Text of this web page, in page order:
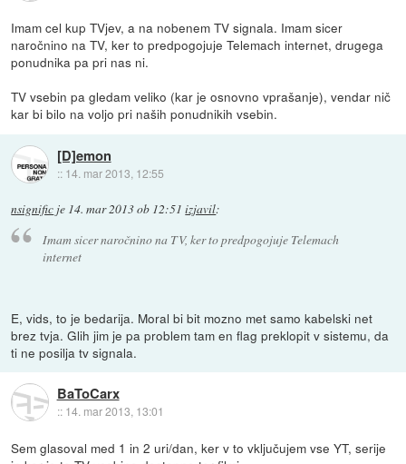
Imam cel kup TVjev, a na nobenem TV signala. Imam sicer
naročnino na TV, ker to predpogojuje Telemach internet, drugega
ponudnika pa pri nas ni.
TV vsebin pa gledam veliko (kar je osnovno vprašanje), vendar nič
kar bi bilo na voljo pri naših ponudnikih vsebin.
[D]emon
:: 14. mar 2013, 12:55
nsignific je 14. mar 2013 ob 12:51 izjavil:
Imam sicer naročnino na TV, ker to predpogojuje Telemach
internet
E, vids, to je bedarija. Moral bi bit mozno met samo kabelski net
brez tvja. Glih jim je pa problem tam en flag preklopit v sistemu, da
ti ne posilja tv signala.
BaToCarx
:: 14. mar 2013, 13:01
Sem glasoval med 1 in 2 uri/dan, ker v to vključujem vse YT, serije